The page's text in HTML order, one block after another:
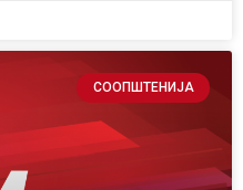
СООПШТЕНИЈА